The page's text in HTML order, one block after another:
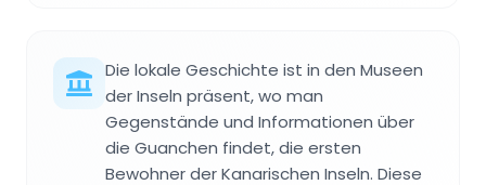
Die lokale Geschichte ist in den Museen
der Inseln präsent, wo man
Gegenstände und Informationen über
die Guanchen findet, die ersten
Bewohner der Kanarischen Inseln. Diese